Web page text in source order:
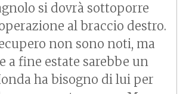
si dovrà sottoporre
al braccio destro.
non sono noti, ma
a fine estate sarebbe un
ha bisogno di lui per